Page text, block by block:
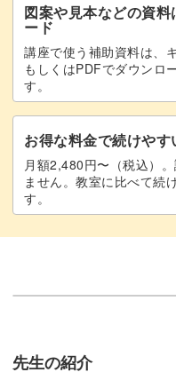
幅広いお客様に好んでい
ぜひ練習して、取り入
図案や見本などの資
ード
講座で使う補助資料は、
もしくはPDFでダウンロ
す。
お得な料金で続けやす
月額2,480円〜（税込）
ません。教室に比べて続
す。
先生の紹介